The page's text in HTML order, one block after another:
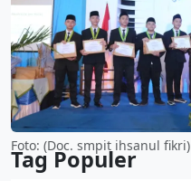
Foto: (Doc. smpit ihsanul fikri)
Tag Populer